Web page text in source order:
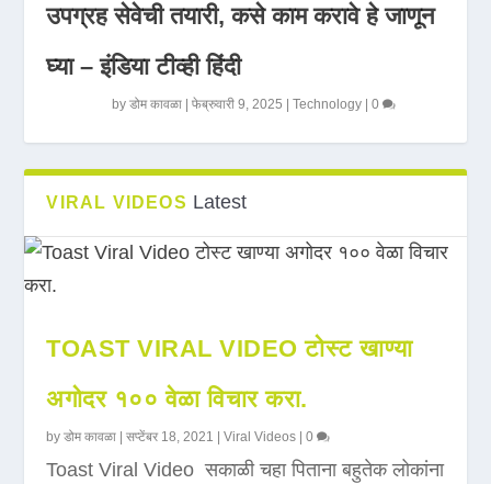
उपग्रह सेवेची तयारी, कसे काम करावे हे जाणून
घ्या – इंडिया टीव्ही हिंदी
byडोम कावळा |फेब्रुवारी 9, 2025 |Technology |0
VIRAL VIDEOS Latest
TOAST VIRAL VIDEO टोस्ट खाण्या
अगोदर १०० वेळा विचार करा.
byडोम कावळा |सप्टेंबर 18, 2021 |Viral Videos |0
Toast Viral Video सकाळी चहा पिताना बहुतेक लोकांना